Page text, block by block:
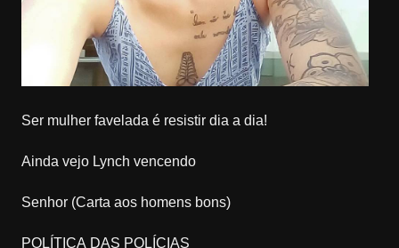
Ser mulher favelada é resistir dia a dia!
Ainda vejo Lynch vencendo
Senhor (Carta aos homens bons)
POLÍTICA DAS POLÍCIAS